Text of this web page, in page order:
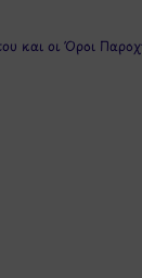
και οιΌροι